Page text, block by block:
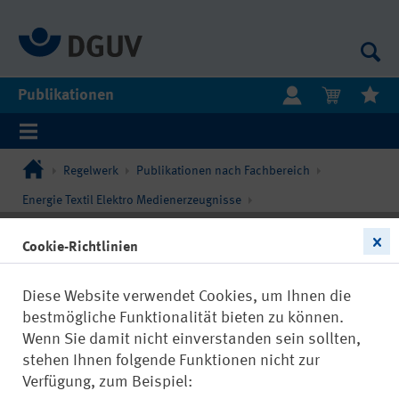
Publikationen
Regelwerk Publikationen nach Fachbereich
Energie Textil Elektro Medienerzeugnisse
Cookie-Richtlinien
Diese Website verwendet Cookies, um Ihnen die
bestmögliche Funktionalität bieten zu können.
Wenn Sie damit nicht einverstanden sein sollten,
stehen Ihnen folgende Funktionen nicht zur
Verfügung, zum Beispiel: